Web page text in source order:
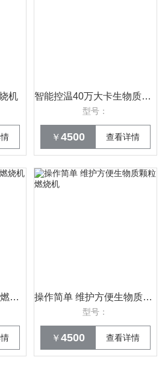
机 智能控温40万大卡生物质颗粒燃烧机
型号：
￥4500 查看详情
低烟尘环保生物质颗粒燃烧机 操作简单 维护方便生物质颗粒燃烧机
型号：
￥4500 查看详情